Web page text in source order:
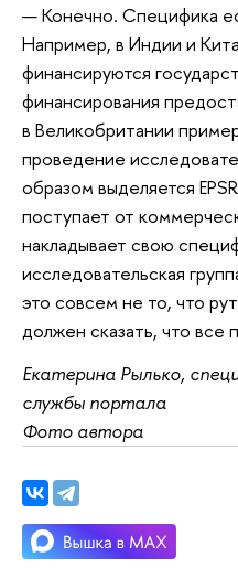
— Конечно. Специфика
Например, в Индии и
финансируются
финансирования
в Великобритании
проведение
образом выделяется
поступает от
накладывает свою
исследовательская
это совсем не то, что
должен сказать, что все
Екатерина Рылько,
службы портала
Фото автора